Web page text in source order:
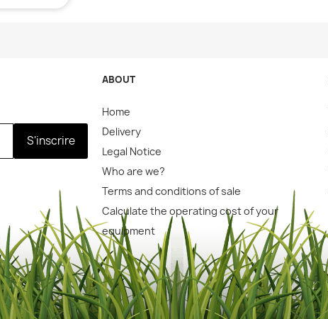
S'inscrire
ABOUT
Home
Delivery
Legal Notice
Who are we?
Terms and conditions of sale
Calculate the operating cost of your
equipment